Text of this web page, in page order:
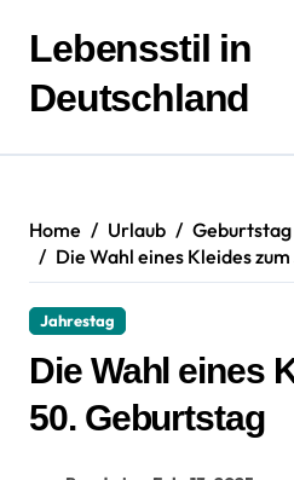
Inhalt
springen
Lebensstil in
Deutschland
Home Urlaub Geburtstag
Die Wahl eines Kleides
Jahrestag
Die Wahl eines
50. Geburtstag